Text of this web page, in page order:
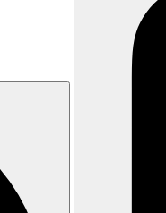
(Gourmet
terasa na opalování s
zdarma